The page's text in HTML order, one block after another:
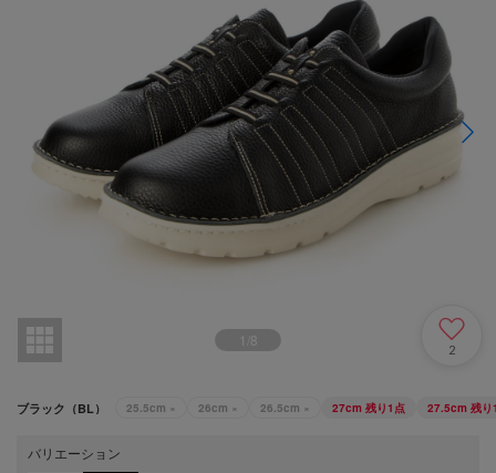
1 8
2
ブラック（BL） 25.5cm × 26cm × 26.5cm × 27cm 残り1点 27.5cm 残り
バリエーション